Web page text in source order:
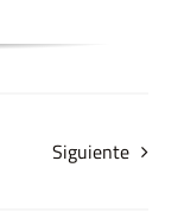
Siguiente